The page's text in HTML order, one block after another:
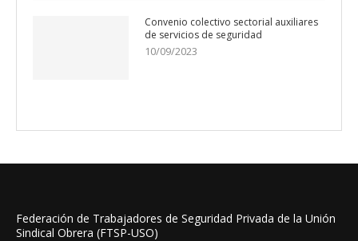
Convenio colectivo sectorial auxiliares
de servicios de seguridad
10/09/2023
Federación de Trabajadores de Seguridad Privada de la Unión
Sindical Obrera (FTSP-USO)